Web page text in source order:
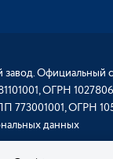
Официальный
ОГРН
ОГРН
данных